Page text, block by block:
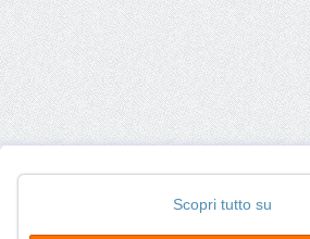
Scopri tutto su